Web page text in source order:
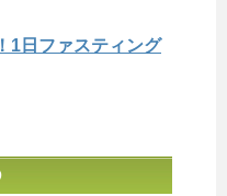
1日ファスティング